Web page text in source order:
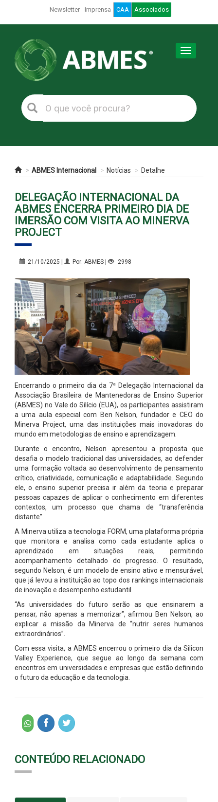
Newsletter Imprensa CAA Associados
Toggle
ABMES Internacional Notícias Detalhe
DELEGAÇÃO INTERNACIONAL DA
ABMES ENCERRA PRIMEIRO DIA DE
IMERSÃO COM VISITA AO MINERVA
PROJECT
21/10/2025 | Por: ABMES | 2998
Encerrando o primeiro dia da 7ª Delegação Internacional da
Associação Brasileira de Mantenedoras de Ensino Superior
(ABMES) no Vale do Silício (EUA), os participantes assistiram
a uma aula especial com Ben Nelson, fundador e CEO do
Minerva Project, uma das instituições mais inovadoras do
mundo em metodologias de ensino e aprendizagem.
Durante o encontro, Nelson apresentou a proposta que
desafia o modelo tradicional das universidades, ao defender
uma formação voltada ao desenvolvimento de pensamento
crítico, criatividade, comunicação e adaptabilidade. Segundo
ele, o ensino superior precisa ir além da teoria e preparar
pessoas capazes de aplicar o conhecimento em diferentes
contextos, um processo que chama de “transferência
distante”.
A Minerva utiliza a tecnologia FORM, uma plataforma própria
que monitora e analisa como cada estudante aplica o
aprendizado em situações reais, permitindo
acompanhamento detalhado do progresso. O resultado,
segundo Nelson, é um modelo de ensino ativo e mensurável,
que já levou a instituição ao topo dos rankings internacionais
de inovação e desempenho estudantil.
“As universidades do futuro serão as que ensinarem a
pensar, não apenas a memorizar”, afirmou Ben Nelson, ao
explicar a missão da Minerva de “nutrir seres humanos
extraordinários”.
Com essa visita, a ABMES encerrou o primeiro dia da Silicon
Valley Experience, que segue ao longo da semana com
encontros em universidades e empresas que estão definindo
o futuro da educação e da tecnologia.
CONTEÚDO RELACIONADO